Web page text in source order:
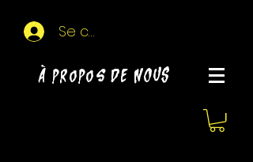
Se connecter
À propos de NOUS